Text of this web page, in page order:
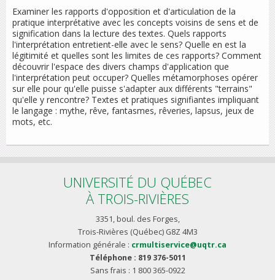
Examiner les rapports d'opposition et d'articulation de la
pratique interprétative avec les concepts voisins de sens et de
signification dans la lecture des textes. Quels rapports
l'interprétation entretient-elle avec le sens? Quelle en est la
légitimité et quelles sont les limites de ces rapports? Comment
découvrir l'espace des divers champs d'application que
l'interprétation peut occuper? Quelles métamorphoses opérer
sur elle pour qu'elle puisse s'adapter aux différents "terrains"
qu'elle y rencontre? Textes et pratiques signifiantes impliquant
le langage : mythe, rêve, fantasmes, rêveries, lapsus, jeux de
mots, etc.
UNIVERSITÉ DU QUÉBEC
À TROIS-RIVIÈRES
3351, boul. des Forges,
Trois-Rivières (Québec) G8Z 4M3
Information générale : crmultiservice@uqtr.ca
Téléphone : 819 376-5011
Sans frais : 1 800 365-0922